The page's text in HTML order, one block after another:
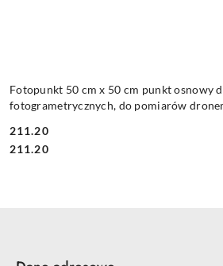
Fotopunkt 50 cm x 50 cm punkt osnowy
fotogrametrycznych, do pomiarów
Cena:
211.20
Cena:
211.20